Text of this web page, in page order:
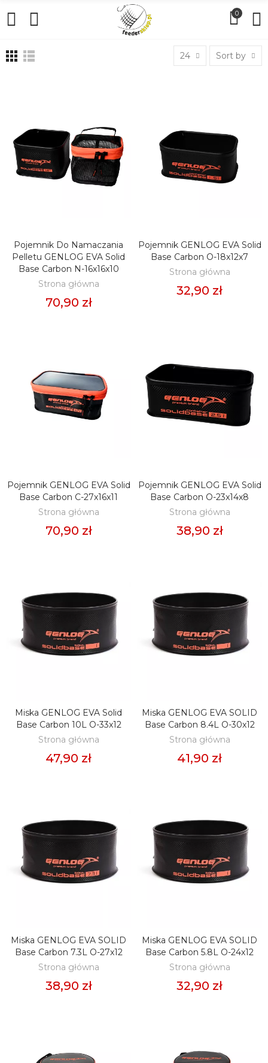
0
24 Sort by
DODAJ DO KOSZYKA
Pojemnik Do Namaczania
Pelletu GENLOG EVA Solid
Base Carbon N-16x16x10
Strona główna
70,90 zł
DODAJ DO KOSZYKA
Pojemnik GENLOG EVA Solid
Base Carbon O-18x12x7
Strona główna
32,90 zł
DODAJ DO KOSZYKA
Pojemnik GENLOG EVA Solid
Base Carbon C-27x16x11
Strona główna
70,90 zł
DODAJ DO KOSZYKA
Pojemnik GENLOG EVA Solid
Base Carbon O-23x14x8
Strona główna
38,90 zł
DODAJ DO KOSZYKA
Miska GENLOG EVA Solid
Base Carbon 10L O-33x12
Strona główna
47,90 zł
DODAJ DO KOSZYKA
Miska GENLOG EVA SOLID
Base Carbon 8.4L O-30x12
Strona główna
41,90 zł
DODAJ DO KOSZYKA
Miska GENLOG EVA SOLID
Base Carbon 7.3L O-27x12
Strona główna
38,90 zł
DODAJ DO KOSZYKA
Miska GENLOG EVA SOLID
Base Carbon 5.8L O-24x12
Strona główna
32,90 zł